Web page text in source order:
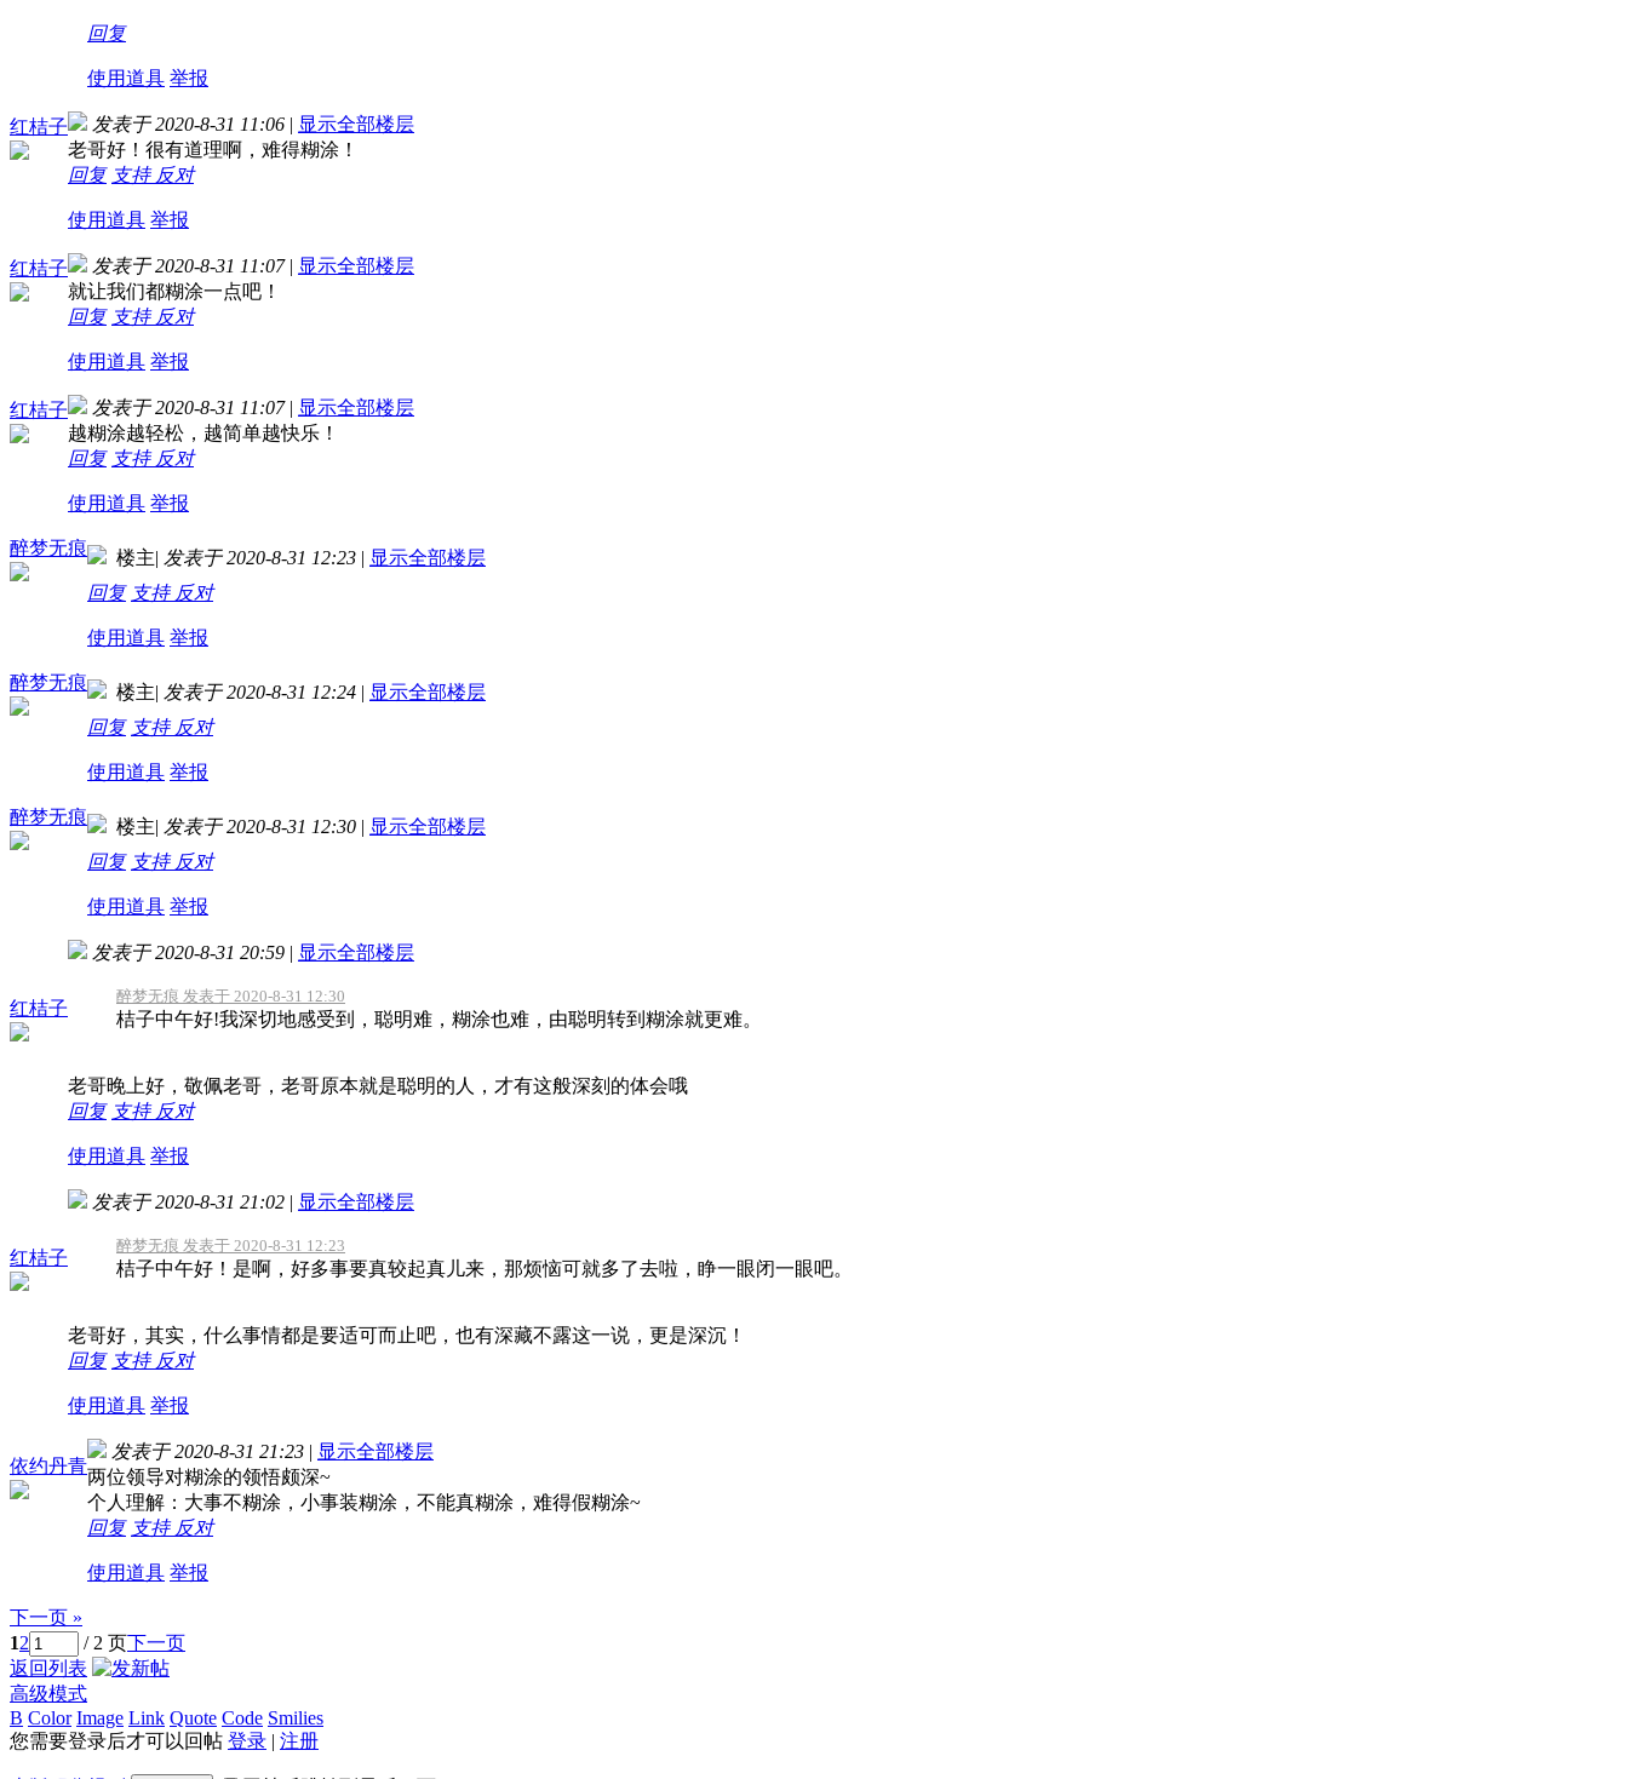
回复
使用道具 举报
红桔子 发表于 2020-8-31 11:06 | 显示全部楼层
老哥好！很有道理啊，难得糊涂！
回复 支持 反对
使用道具 举报
红桔子 发表于 2020-8-31 11:07 | 显示全部楼层
就让我们都糊涂一点吧！
回复 支持 反对
使用道具 举报
红桔子 发表于 2020-8-31 11:07 | 显示全部楼层
越糊涂越轻松，越简单越快乐！
回复 支持 反对
使用道具 举报
醉梦无痕 楼主| 发表于 2020-8-31 12:23 | 显示全部楼层
回复 支持 反对
使用道具 举报
醉梦无痕 楼主| 发表于 2020-8-31 12:24 | 显示全部楼层
回复 支持 反对
使用道具 举报
醉梦无痕 楼主| 发表于 2020-8-31 12:30 | 显示全部楼层
回复 支持 反对
使用道具 举报
红桔子
发表于 2020-8-31 20:59 | 显示全部楼层
醉梦无痕 发表于 2020-8-31 12:30
桔子中午好!我深切地感受到，聪明难，糊涂也难，由聪明转到糊涂就更难。
老哥晚上好，敬佩老哥，老哥原本就是聪明的人，才有这般深刻的体会哦
回复 支持 反对
使用道具 举报
红桔子
发表于 2020-8-31 21:02 | 显示全部楼层
醉梦无痕 发表于 2020-8-31 12:23
桔子中午好！是啊，好多事要真较起真儿来，那烦恼可就多了去啦，睁一眼闭一眼吧。
老哥好，其实，什么事情都是要适可而止吧，也有深藏不露这一说，更是深沉！
回复 支持 反对
使用道具 举报
依约丹青
发表于 2020-8-31 21:23 | 显示全部楼层
两位领导对糊涂的领悟颇深~
个人理解：大事不糊涂，小事装糊涂，不能真糊涂，难得假糊涂~
回复 支持 反对
使用道具 举报
下一页 »
12 / 2 页下一页
返回列表
高级模式
B Color Image Link Quote Code Smilies
您需要登录后才可以回帖 登录 | 注册